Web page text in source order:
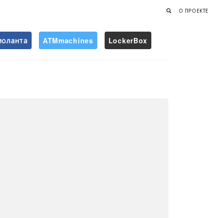
О ПРОЕКТЕ
ATMmachines LockerBox